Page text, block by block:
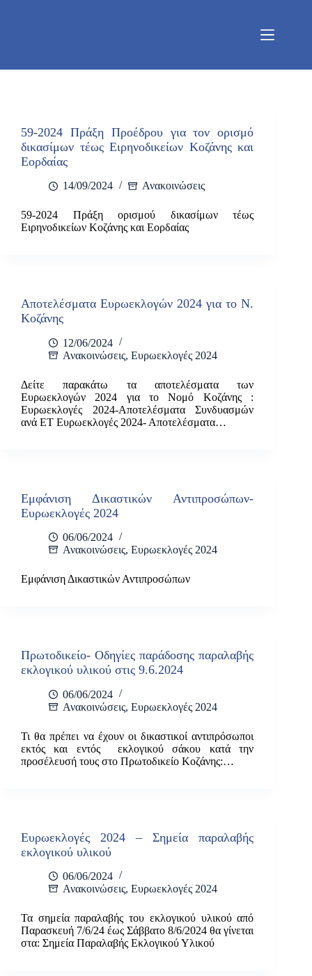
59-2024 Πράξη Προέδρου για τον ορισμό
δικασίμων τέως Ειρηνοδικείων Κοζάνης και
Εορδαίας
14/09/2024 Ανακοινώσεις
59-2024 Πράξη ορισμού δικασίμων τέως
Ειρηνοδικείων Κοζάνης και Εορδαίας
Αποτελέσματα Ευρωεκλογών 2024 για το Ν.
Κοζάνης
12/06/2024
Ανακοινώσεις, Ευρωεκλογές 2024
Δείτε παρακάτω τα αποτελέσματα των
Ευρωεκλογών 2024 για το Νομό Κοζάνης :
Ευρωεκλογές 2024-Αποτελέσματα Συνδυασμών
ανά ΕΤ Ευρωεκλογές 2024- Αποτελέσματα…
Εμφάνιση Δικαστικών Αντιπροσώπων-
Ευρωεκλογές 2024
06/06/2024
Ανακοινώσεις, Ευρωεκλογές 2024
Εμφάνιση Δικαστικών Αντιπροσώπων
Πρωτοδικείο- Οδηγίες παράδοσης παραλαβής
εκλογικού υλικού στις 9.6.2024
06/06/2024
Ανακοινώσεις, Ευρωεκλογές 2024
Τι θα πρέπει να έχουν οι δικαστικοί αντιπρόσωποι
εκτός και εντός εκλογικού σάκου κατά την
προσέλευσή τους στο Πρωτοδικείο Κοζάνης:…
Ευρωεκλογές 2024 – Σημεία παραλαβής
εκλογικού υλικού
06/06/2024
Ανακοινώσεις, Ευρωεκλογές 2024
Τα σημεία παραλαβής του εκλογικού υλικού από
Παρασκευή 7/6/24 έως Σάββατο 8/6/2024 θα γίνεται
στα: Σημεία Παραλαβής Εκλογικού Υλικού